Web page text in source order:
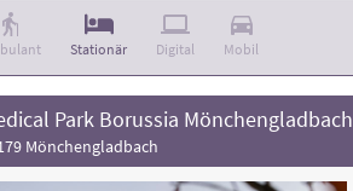
Stationär Digital Mobil
Park Borussia Mönchengladbach
Mönchengladbach